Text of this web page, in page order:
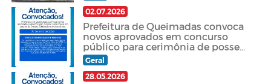
02.07.2026
Prefeitura de Queimadas convoca
novos aprovados em concurso
público para cerimônia de posse
nesta sexta-feira (03)
Geral
28.05.2026